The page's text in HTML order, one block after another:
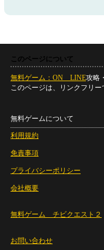
このページについて
無料ゲーム：ON LINE攻略
このページは、リンクフリー
無料ゲームについて
利用規約
免責事項
プライバシーポリシー
会社概要
無料ゲーム チビクエスト２
お問い合わせ